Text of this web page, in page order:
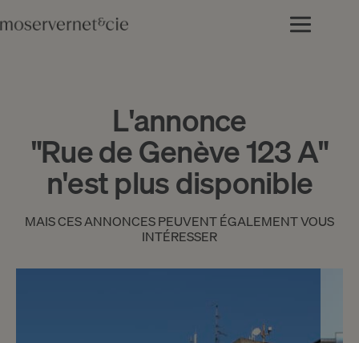
L'annonce
"Rue de Genève 123 A"
n'est plus disponible
MAIS CES ANNONCES PEUVENT ÉGALEMENT VOUS
INTÉRESSER